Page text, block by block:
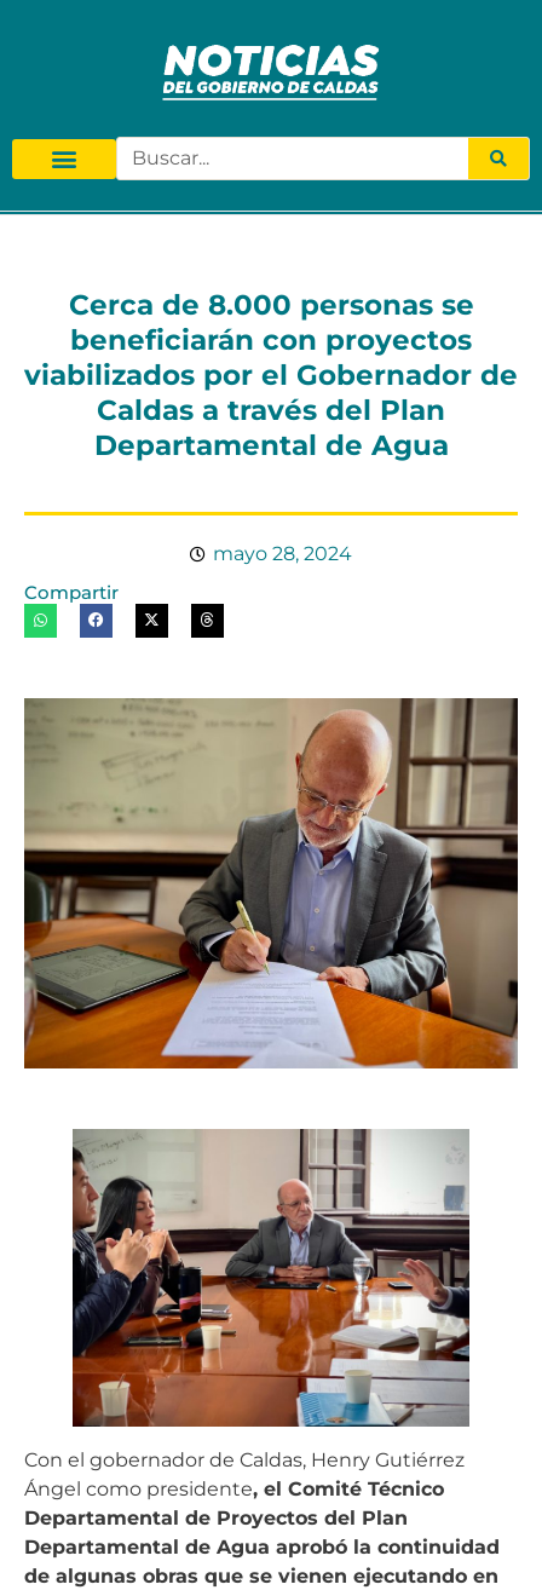
Cerca de 8.000 personas se
beneficiarán con proyectos
viabilizados por el Gobernador de
Caldas a través del Plan
Departamental de Agua
mayo 28, 2024
Compartir
Con el gobernador de Caldas, Henry Gutiérrez
Ángel como presidente, el Comité Técnico
Departamental de Proyectos del Plan
Departamental de Agua aprobó la continuidad
de algunas obras que se vienen ejecutando en